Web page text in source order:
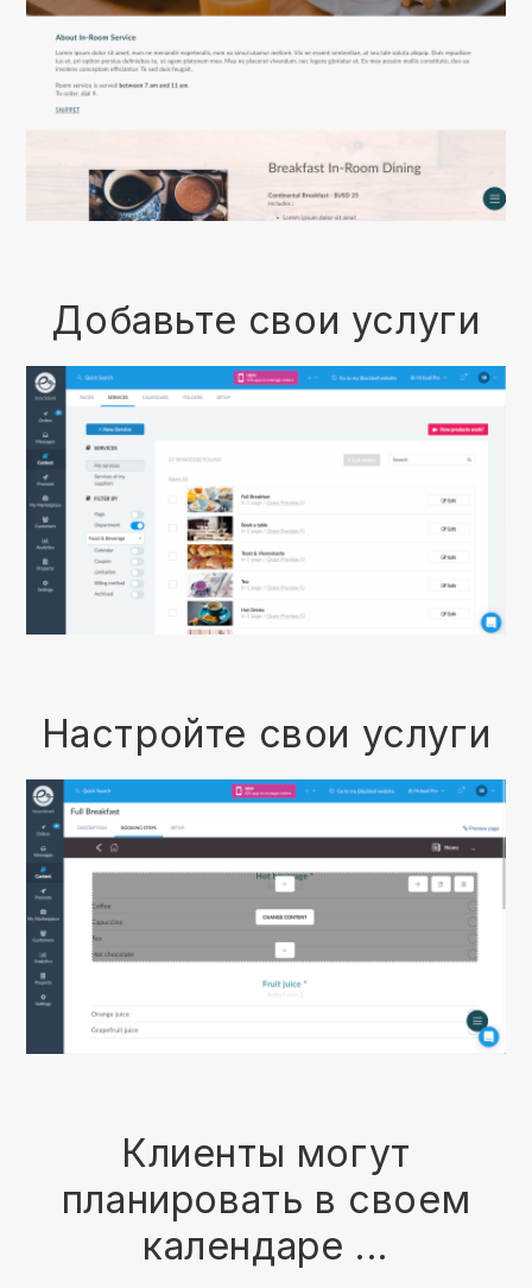
Добавьте свои услуги
Настройте свои услуги
Клиенты могут
планировать в своем
календаре ...